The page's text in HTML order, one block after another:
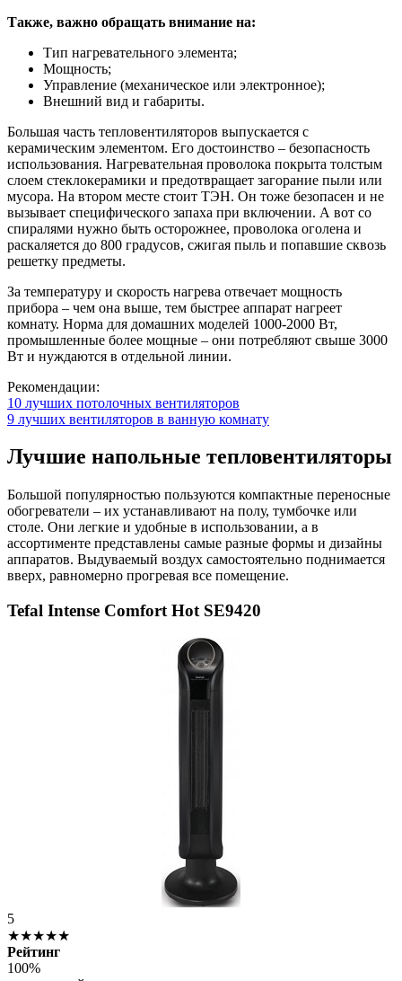
Также, важно обращать внимание на:
Тип нагревательного элемента;
Мощность;
Управление (механическое или электронное);
Внешний вид и габариты.
Большая часть тепловентиляторов выпускается с
керамическим элементом. Его достоинство – безопасность
использования. Нагревательная проволока покрыта толстым
слоем стеклокерамики и предотвращает загорание пыли или
мусора. На втором месте стоит ТЭН. Он тоже безопасен и не
вызывает специфического запаха при включении. А вот со
спиралями нужно быть осторожнее, проволока оголена и
раскаляется до 800 градусов, сжигая пыль и попавшие сквозь
решетку предметы.
За температуру и скорость нагрева отвечает мощность
прибора – чем она выше, тем быстрее аппарат нагреет
комнату. Норма для домашних моделей 1000-2000 Вт,
промышленные более мощные – они потребляют свыше 3000
Вт и нуждаются в отдельной линии.
Рекомендации:
10 лучших потолочных вентиляторов
9 лучших вентиляторов в ванную комнату
Лучшие напольные тепловентиляторы
Большой популярностью пользуются компактные переносные
обогреватели – их устанавливают на полу, тумбочке или
столе. Они легкие и удобные в использовании, а в
ассортименте представлены самые разные формы и дизайны
аппаратов. Выдуваемый воздух самостоятельно поднимается
вверх, равномерно прогревая все помещение.
Tefal Intense Comfort Hot SE9420
5
★★★★★
Рейтинг
100%